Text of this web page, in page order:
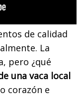
de calidad
La
pero ¿qué
una vaca local
corazón e